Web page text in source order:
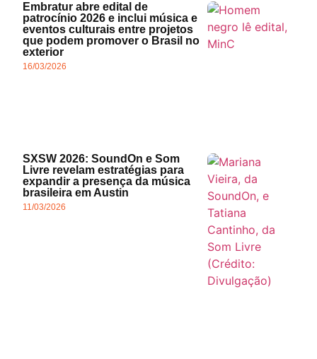
Embratur abre edital de
patrocínio 2026 e inclui música e
eventos culturais entre projetos
que podem promover o Brasil no
exterior
16/03/2026
SXSW 2026: SoundOn e Som
Livre revelam estratégias para
expandir a presença da música
brasileira em Austin
11/03/2026